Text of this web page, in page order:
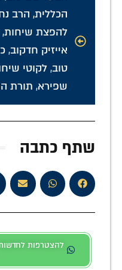
הכללית, הרב
להפצת שיחות,
אייזיק חדקוב,
טוב, לקוטי
שפירא, תורת
שתף כתבה
להצטרפות